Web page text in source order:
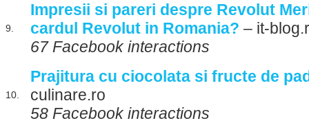
9.
Impresii si pareri despre Revolut
cardul Revolut in Romania? – it-
67 Facebook interactions
10.
Prajitura cu ciocolata si fructe de
culinare.ro
58 Facebook interactions